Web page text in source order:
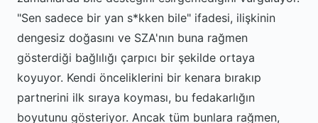
"Sen sadece bir yan s*kken bile" ifadesi, ilişkinin
dengesiz doğasını ve SZA'nın buna rağmen
gösterdiği bağlılığı çarpıcı bir şekilde ortaya
koyuyor. Kendi önceliklerini bir kenara bırakıp
partnerini ilk sıraya koyması, bu fedakarlığın
boyutunu gösteriyor. Ancak tüm bunlara rağmen,